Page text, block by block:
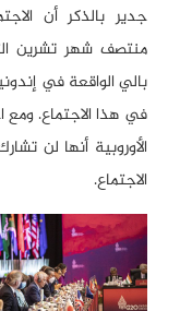
جدير بالذكر أن
منتصف شهر تشرين
بالي الواقعة في
في هذا الاجتماع. ومع
الأوروبية أنها لن
الاجتماع.